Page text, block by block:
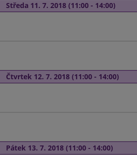
Středa 11. 7. 2018 (11:00 - 14:00)
Čtvrtek 12. 7. 2018 (11:00 - 14:00)
Pátek 13. 7. 2018 (11:00 - 14:00)